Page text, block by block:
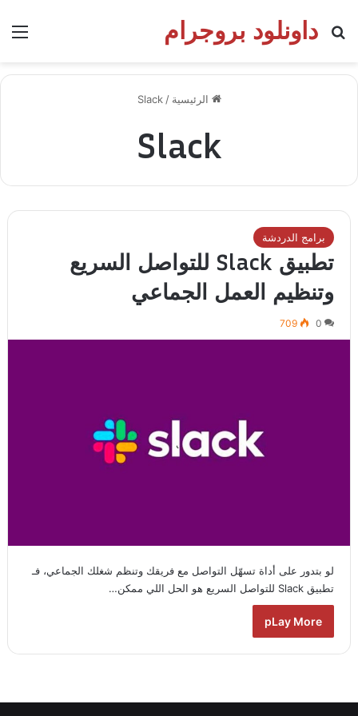
داونلود بروجرام
بحث عن
الرئيسية /
Slack
Slack
برامج الدردشة
تطبيق Slack للتواصل السريع
وتنظيم العمل الجماعي
0
709
لو بتدور على أداة تسهّل التواصل مع فريقك وتنظم شغلك الجماعي، فـ
تطبيق Slack للتواصل السريع هو الحل اللي ممكن…
pLay More